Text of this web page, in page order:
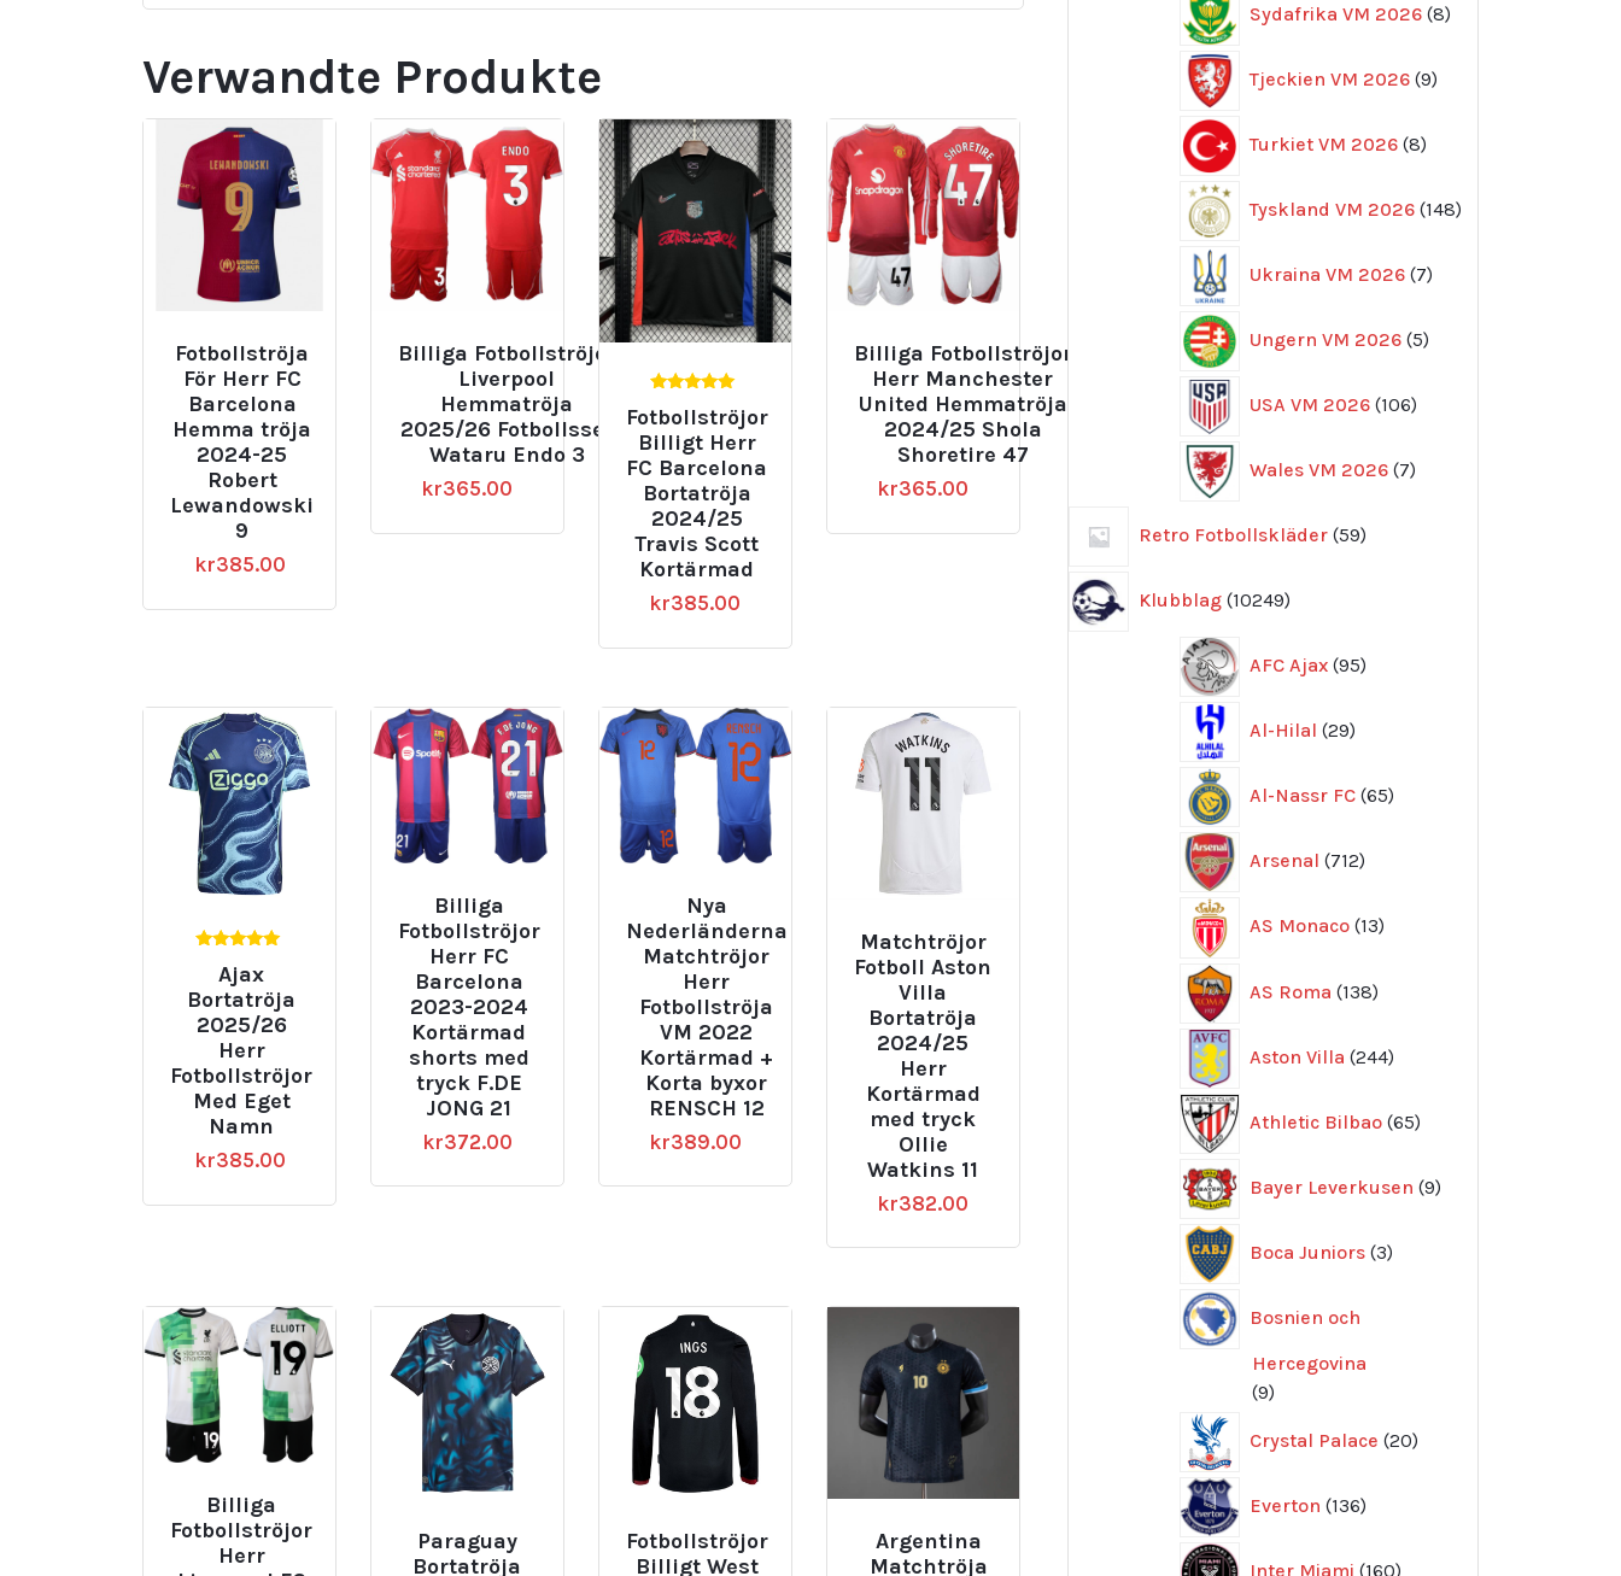
Verwandte Produkte
Fotbollströja
För Herr FC
Barcelona
Hemma tröja
2024-25
Robert
Lewandowski
9
kr385.00
Billiga Fotbollströjor
Liverpool
Hemmatröja
2025/26 Fotbollsset
Wataru Endo 3
kr365.00
av 5
Fotbollströjor
Billigt Herr
FC Barcelona
Bortatröja
2024/25
Travis Scott
Kortärmad
kr385.00
Billiga Fotbollströjor
Herr Manchester
United Hemmatröja
2024/25 Shola
Shoretire 47
kr365.00
av 5
Ajax
Bortatröja
2025/26
Herr
Fotbollströjor
Med Eget
Namn
kr385.00
Billiga
Fotbollströjor
Herr FC
Barcelona
2023-2024
Kortärmad
shorts med
tryck F.DE
JONG 21
kr372.00
Nya
Nederländerna
Matchtröjor
Herr
Fotbollströja
VM 2022
Kortärmad +
Korta byxor
RENSCH 12
kr389.00
Matchtröjor
Fotboll Aston
Villa
Bortatröja
2024/25
Herr
Kortärmad
med tryck
Ollie
Watkins 11
kr382.00
Billiga
Fotbollströjor
Herr
Paraguay
Bortatröja
Fotbollströjor
Billigt West
Argentina
Matchtröja
Sydafrika VM 2026 8
produkter
Tjeckien VM 2026 9
produkter
Turkiet VM 2026 8
produkter
Tyskland VM 2026 148
produkter
Ukraina VM 2026 7
produkter
Ungern VM 2026 5
produkter
USA VM 2026 106
produkter
Wales VM 2026 7
produkter
Retro Fotbollskläder 59
produkter
Klubblag 10249
produkter
AFC Ajax 95
produkter
Al-Hilal 29
produkter
Al-Nassr FC 65
produkter
Arsenal 712
produkter
AS Monaco 13
produkter
AS Roma 138
produkter
Aston Villa 244
produkter
Athletic Bilbao 65
produkter
Bayer Leverkusen 9
produkter
Boca Juniors 3
produkter
Bosnien och
Hercegovina
99
Crystal Palace 20
produkter
Everton 136
produkter
Inter Miami 160